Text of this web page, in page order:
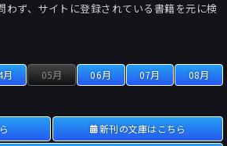
ず、サイトに登録されている書籍を元に検
月 05月 06月 07月 08月
新刊の文庫はこちら